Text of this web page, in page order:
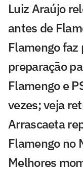
Luiz Araújo
antes de
Flamengo
preparação
Flamengo e
vezes; veja
Arrascaeta
Flamengo no
Melhores